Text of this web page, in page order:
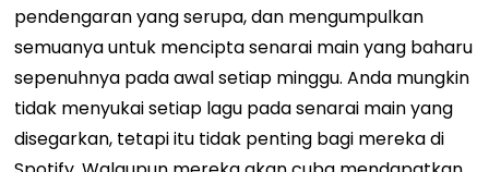
pendengaran yang serupa, dan mengumpulkan
semuanya untuk mencipta senarai main yang baharu
sepenuhnya pada awal setiap minggu. Anda mungkin
tidak menyukai setiap lagu pada senarai main yang
disegarkan, tetapi itu tidak penting bagi mereka di